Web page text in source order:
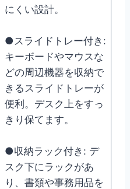
にくい設計。
●スライドトレー付き:
キーボードやマウスな
どの周辺機器を収納で
きるスライドトレーが
便利。デスク上をすっ
きり保てます。
●収納ラック付き: デ
スク下にラックがあ
り、書類や事務用品を